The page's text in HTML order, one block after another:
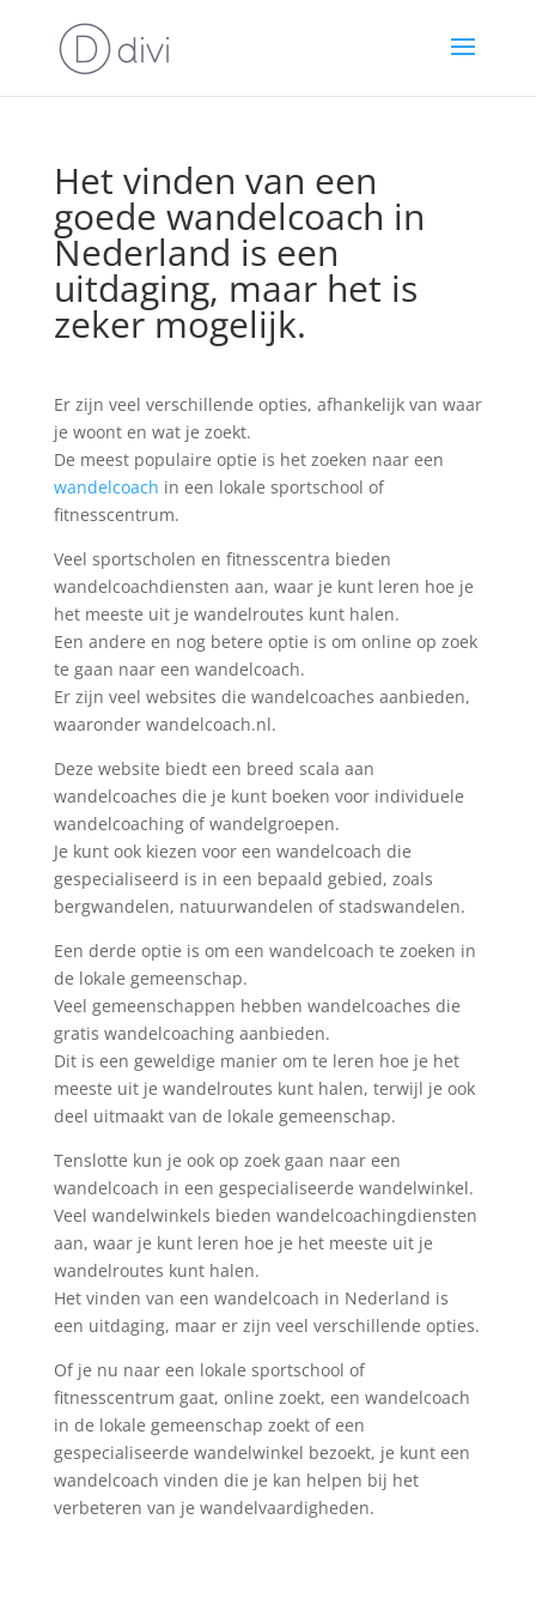
Het vinden van een
goede wandelcoach in
Nederland is een
uitdaging, maar het is
zeker mogelijk.
Er zijn veel verschillende opties, afhankelijk van waar
je woont en wat je zoekt.
De meest populaire optie is het zoeken naar een
wandelcoach in een lokale sportschool of
fitnesscentrum.
Veel sportscholen en fitnesscentra bieden
wandelcoachdiensten aan, waar je kunt leren hoe je
het meeste uit je wandelroutes kunt halen.
Een andere en nog betere optie is om online op zoek
te gaan naar een wandelcoach.
Er zijn veel websites die wandelcoaches aanbieden,
waaronder wandelcoach.nl.
Deze website biedt een breed scala aan
wandelcoaches die je kunt boeken voor individuele
wandelcoaching of wandelgroepen.
Je kunt ook kiezen voor een wandelcoach die
gespecialiseerd is in een bepaald gebied, zoals
bergwandelen, natuurwandelen of stadswandelen.
Een derde optie is om een wandelcoach te zoeken in
de lokale gemeenschap.
Veel gemeenschappen hebben wandelcoaches die
gratis wandelcoaching aanbieden.
Dit is een geweldige manier om te leren hoe je het
meeste uit je wandelroutes kunt halen, terwijl je ook
deel uitmaakt van de lokale gemeenschap.
Tenslotte kun je ook op zoek gaan naar een
wandelcoach in een gespecialiseerde wandelwinkel.
Veel wandelwinkels bieden wandelcoachingdiensten
aan, waar je kunt leren hoe je het meeste uit je
wandelroutes kunt halen.
Het vinden van een wandelcoach in Nederland is
een uitdaging, maar er zijn veel verschillende opties.
Of je nu naar een lokale sportschool of
fitnesscentrum gaat, online zoekt, een wandelcoach
in de lokale gemeenschap zoekt of een
gespecialiseerde wandelwinkel bezoekt, je kunt een
wandelcoach vinden die je kan helpen bij het
verbeteren van je wandelvaardigheden.